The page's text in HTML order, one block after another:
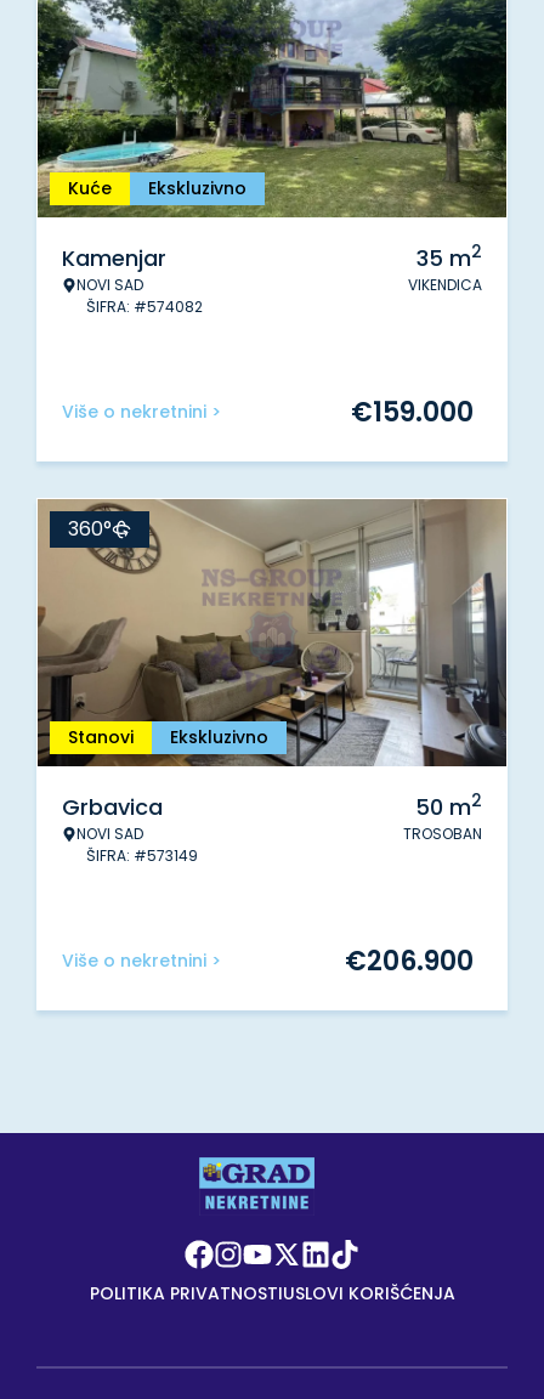
Kuće Ekskluzivno
Kamenjar
NOVI SAD
ŠIFRA: #574082
35 m2
VIKENDICA
Više o nekretnini > €159.000
Stanovi Ekskluzivno
360°
Grbavica
NOVI SAD
ŠIFRA: #573149
50 m2
TROSOBAN
Više o nekretnini > €206.900
POLITIKA PRIVATNOSTIUSLOVI KORIŠĆENJA